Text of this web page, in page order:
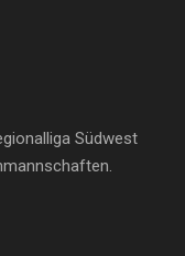
Südwest